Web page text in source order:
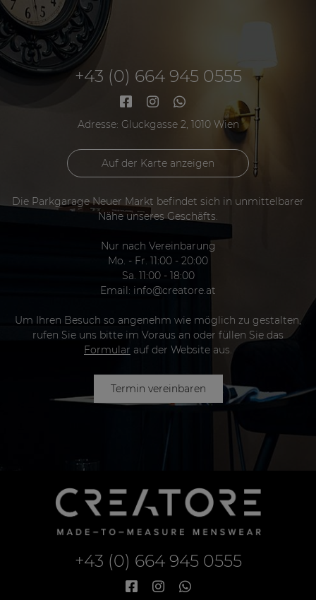
+43 (0) 664 945 0555
Adresse: Gluckgasse 2, 1010 Wien
Auf der Karte anzeigen
Die Parkgarage Neuer Markt befindet sich in unmittelbarer
Nähe unseres Geschäfts.
Nur nach Vereinbarung
Mo. - Fr. 11:00 - 20:00
Sa. 11:00 - 18:00
Email: info@creatore.at
Um Ihren Besuch so angenehm wie möglich zu gestalten,
rufen Sie uns bitte im Voraus an oder füllen Sie das
Formular auf der Website aus.
Termin vereinbaren
+43 (0) 664 945 0555